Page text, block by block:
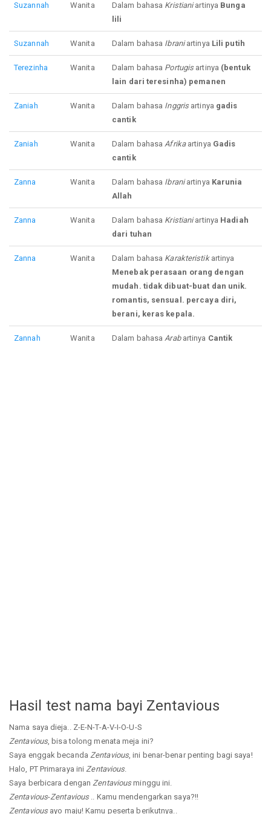
Suzannah Wanita Dalam bahasa Kristianiartinya Bunga
lili
Suzannah Wanita Dalam bahasa Ibraniartinya Lili putih
Terezinha Wanita Dalam bahasa Portugisartinya (bentuk
lain dari teresinha) pemanen
Zaniah Wanita Dalam bahasa Inggrisartinya gadis
cantik
Zaniah Wanita Dalam bahasaAfrikaartinya Gadis
cantik
Zanna Wanita Dalam bahasa Ibraniartinya Karunia
Allah
Zanna Wanita Dalam bahasa Kristianiartinya Hadiah
dari tuhan
Zanna Wanita Dalam bahasa Karakteristikartinya
Menebak perasaan orang dengan
mudah. tidak dibuat-buat dan unik.
romantis, sensual. percaya diri,
berani, keras kepala.
Zannah Wanita Dalam bahasaArabartinya Cantik
Hasil test nama bayi Zentavious
Nama saya dieja.. Z-E-N-T-A-V-I-O-U-S
Zentavious, bisa tolong menata meja ini?
Saya enggak becanda Zentavious, ini benar-benar penting bagi saya!
Halo, PT Primaraya iniZentavious.
Saya berbicara denganZentaviousminggu ini.
Zentavious-Zentavious.. Kamu mendengarkan saya?!!
Zentaviousayo maju! Kamu peserta berikutnya..